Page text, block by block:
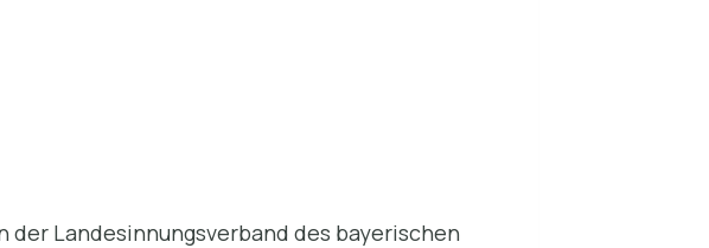
der Landesinnungsverband des bayerischen